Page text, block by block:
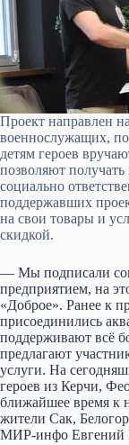
Проект направлен
военнослужащих,
детям героев
позволяют получать
социально
поддержавших
на свои товары и
скидкой.
— Мы подписали
предприятием, на
«Доброе». Ранее к
присоединились
поддерживают всё
предлагают
услуги. На
героев из Керчи,
ближайшее время к
жители Сак,
МИР-инфо Евгений